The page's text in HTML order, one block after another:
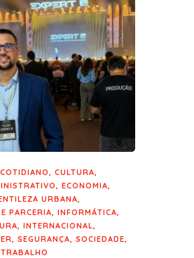
COTIDIANO, CULTURA,
, ECONOMIA,
URBANA,
PARCERIA, INFORMÁTICA,
, INTERNACIONAL,
, SEGURANÇA, SOCIEDADE,
TRABALHO